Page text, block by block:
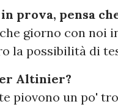
prova, pensa
giorno con noi
la possibilità di
Altinier?
piovono un po'